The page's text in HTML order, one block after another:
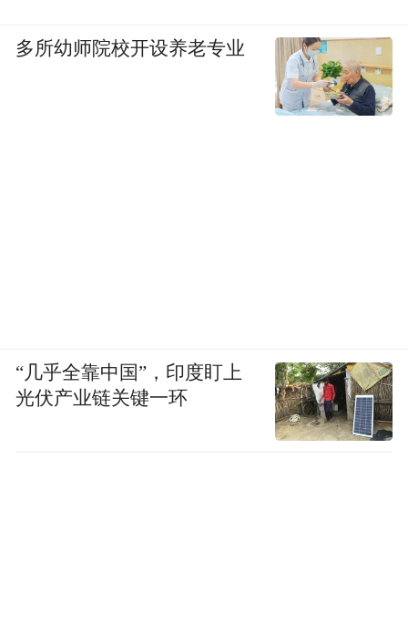
多所幼师院校开设养老专业
“几乎全靠中国”，印度盯上
光伏产业链关键一环